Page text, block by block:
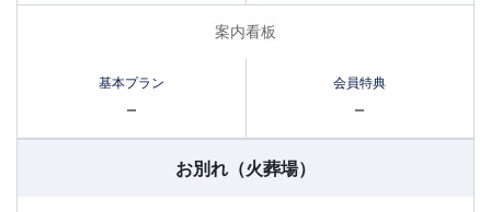
案内看板
– –
お別れ （火葬場）